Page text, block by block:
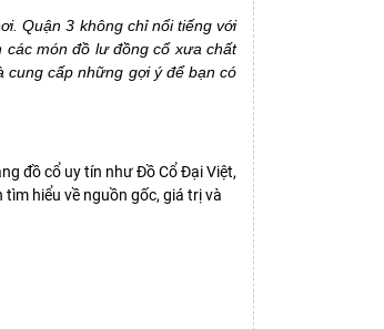
Quận 3 không chỉ nổi tiếng với
các món đồ lư đồng cổ xưa chất
cung cấp những gợi ý để bạn có
đồ cổ uy tín như Đồ Cổ Đại Việt,
hiểu về nguồn gốc, giá trị và